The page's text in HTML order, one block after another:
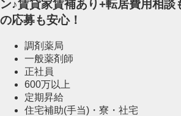
ン♪賃貸家賃補あり+転居費用相談
の応募も安心！
調剤薬局
一般薬剤師
正社員
600万以上
定期昇給
住宅補助(手当)・寮・社宅